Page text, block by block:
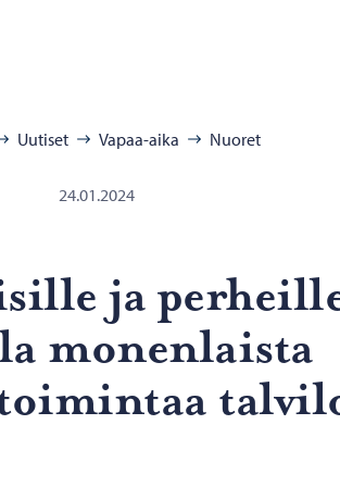
Uutiset Vapaa-aika Nuoret
24.01.2024
ja
mo­nen­lais­ta
toi­min­taa